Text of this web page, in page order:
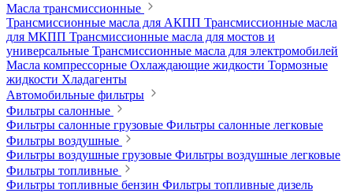
Масла трансмиссионные
Трансмиссионные масла для АКПП Трансмиссионные масла
для МКПП Трансмиссионные масла для мостов и
универсальные Трансмиссионные масла для электромобилей
Масла компрессорные Охлаждающие жидкости Тормозные
жидкости Хладагенты
Автомобильные фильтры
Фильтры салонные
Фильтры салонные грузовые Фильтры салонные легковые
Фильтры воздушные
Фильтры воздушные грузовые Фильтры воздушные легковые
Фильтры топливные
Фильтры топливные бензин Фильтры топливные дизель